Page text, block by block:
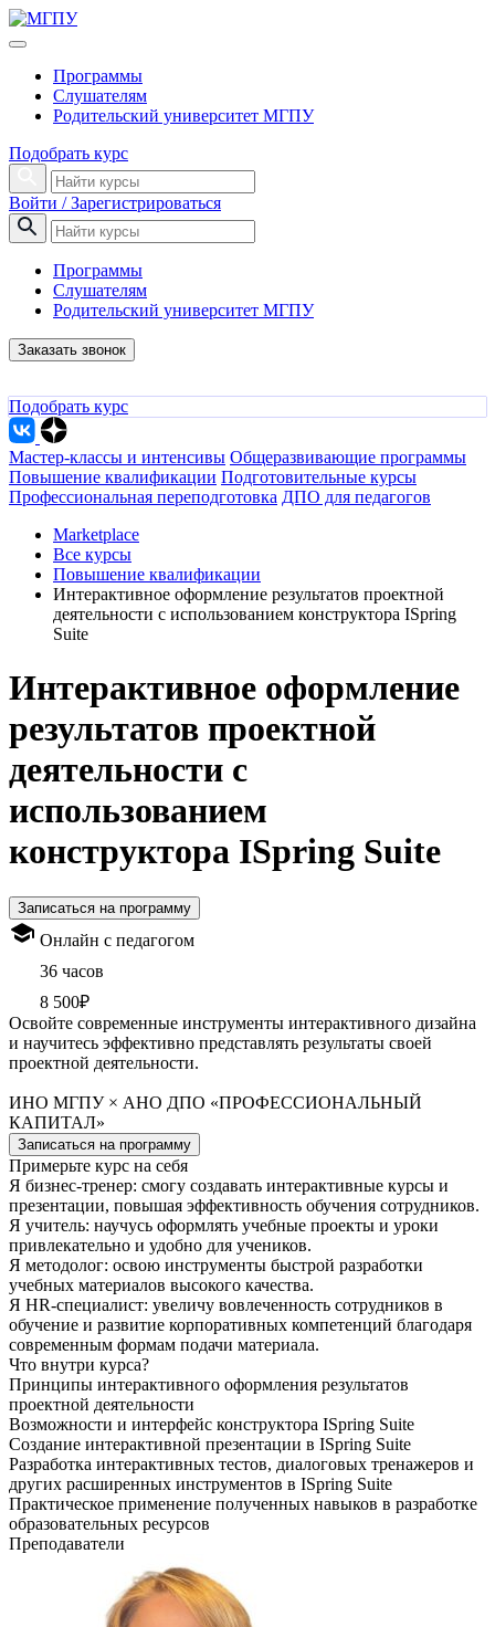
Программы
Слушателям
Родительский университет МГПУ
Подобрать курс
Войти / Зарегистрироваться
Программы
Слушателям
Родительский университет МГПУ
Заказать звонок
Подобрать курс
Мастер-классы и интенсивы Общеразвивающие программы
Повышение квалификации Подготовительные курсы
Профессиональная переподготовка ДПО для педагогов
Marketplace
Все курсы
Повышение квалификации
Интерактивное оформление результатов проектной
деятельности с использованием конструктора ISpring
Suite
Интерактивное оформление
результатов проектной
деятельности с
использованием
конструктора ISpring Suite
Записаться на программу
Онлайн с педагогом
36 часов
8 500₽
Освойте современные инструменты интерактивного дизайна
и научитесь эффективно представлять результаты своей
проектной деятельности.
ИНО МГПУ × АНО ДПО «ПРОФЕССИОНАЛЬНЫЙ
КАПИТАЛ»
Записаться на программу
Примерьте курс на себя
Я бизнес-тренер: смогу создавать интерактивные курсы и
презентации, повышая эффективность обучения сотрудников.
Я учитель: научусь оформлять учебные проекты и уроки
привлекательно и удобно для учеников.
Я методолог: освою инструменты быстрой разработки
учебных материалов высокого качества.
Я HR-специалист: увеличу вовлеченность сотрудников в
обучение и развитие корпоративных компетенций благодаря
современным формам подачи материала.
Что внутри курса?
Принципы интерактивного оформления результатов
проектной деятельности
Возможности и интерфейс конструктора ISpring Suite
Создание интерактивной презентации в ISpring Suite
Разработка интерактивных тестов, диалоговых тренажеров и
других расширенных инструментов в ISpring Suite
Практическое применение полученных навыков в разработке
образовательных ресурсов
Преподаватели